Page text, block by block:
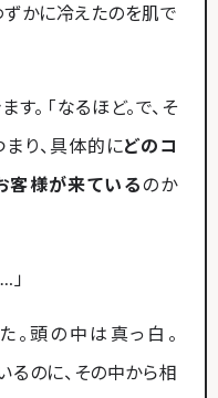
かに冷えたのを肌で
。 「なるほど。で、そ
り、具体的にどのコ
客様が来ているのか
」
頭の中は真っ白。
のに、その中から相